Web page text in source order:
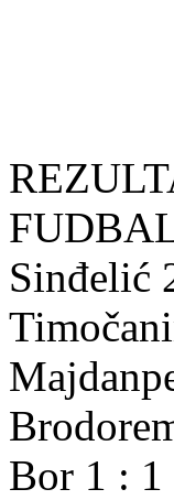
Sinđelić
Bor 1 : 1